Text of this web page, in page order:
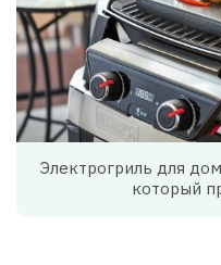
Электрогриль для
который